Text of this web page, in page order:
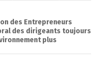
des Entrepreneurs
des dirigeants toujours
plus